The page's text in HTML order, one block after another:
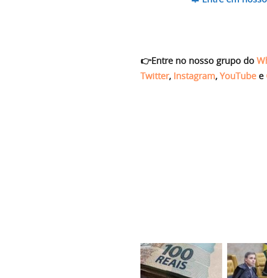
👉Entre no nosso grupo do
Twitter, Instagram, YouTube e